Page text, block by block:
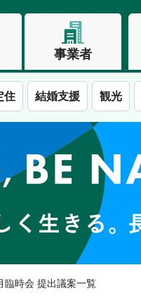
事業者
住 結婚支援 観光
生きる。長野市
臨時会 提出議案一覧